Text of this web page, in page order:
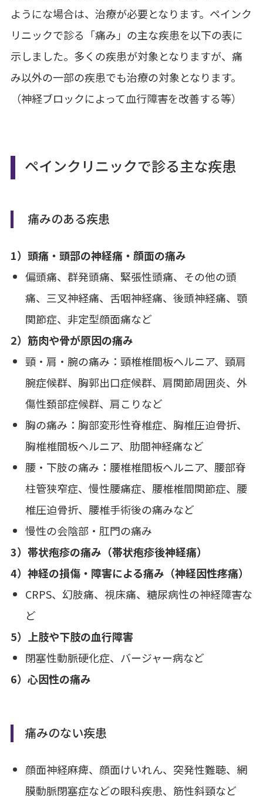
ようにな場合は、治療が必要となります。ペインク
リニックで診る「痛み」の主な疾患を以下の表に
示しました。多くの疾患が対象となりますが、痛
み以外の一部の疾患でも治療の対象となります。
（神経ブロックによって血行障害を改善する等）
ペインクリニックで診る主な疾患
痛みのある疾患
1）頭痛・頭部の神経痛・顔面の痛み
偏頭痛、群発頭痛、緊張性頭痛、その他の頭
痛、三叉神経痛、舌咽神経痛、後頭神経痛、顎
関節症、非定型顔面痛など
2）筋肉や骨が原因の痛み
頸・肩・腕の痛み：頸椎椎間板ヘルニア、頸肩
腕症候群、胸郭出口症候群、肩関節周囲炎、外
傷性頚部症候群、肩こりなど
胸の痛み：胸部変形性脊椎症、胸椎圧迫骨折、
胸椎椎間板ヘルニア、肋間神経痛など
腰・下肢の痛み：腰椎椎間板ヘルニア、腰部脊
柱管狭窄症、慢性腰痛症、腰椎椎間関節症、腰
椎圧迫骨折、腰椎手術後の痛みなど
慢性の会陰部・肛門の痛み
3）帯状疱疹の痛み（帯状疱疹後神経痛）
4）神経の損傷・障害による痛み（神経因性疼痛）
CRPS、幻肢痛、視床痛、糖尿病性の神経障害な
ど
5）上肢や下肢の血行障害
閉塞性動脈硬化症、バージャー病など
6）心因性の痛み
痛みのない疾患
顔面神経麻痺、顔面けいれん、突発性難聴、網
膜動脈閉塞症などの眼科疾患、筋性斜頸など